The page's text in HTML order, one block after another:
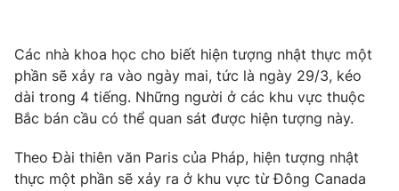
Thế giới đó đây
Câu chuyện quốc tế
Kinh tế
Tài chính
Thị trường
Góc doanh nghiệp
Dữ liệu và đời sống
Truyền hình
Các nhà khoa học cho biết hiện tượng nhật thực một
phần sẽ xảy ra vào ngày mai, tức là ngày 29/3, kéo
dài trong 4 tiếng. Những người ở các khu vực thuộc
Bắc bán cầu có thể quan sát được hiện tượng này.
Theo Đài thiên văn Paris của Pháp, hiện tượng nhật
thực một phần sẽ xảy ra ở khu vực từ Đông Canada